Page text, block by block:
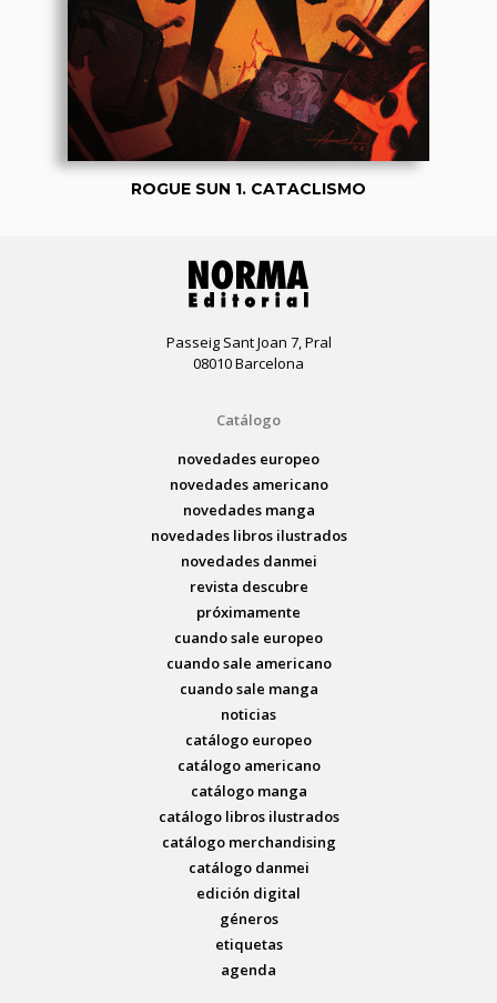
ROGUE SUN 1. CATACLISMO
Passeig Sant Joan 7, Pral
08010 Barcelona
Catálogo
novedades europeo
novedades americano
novedades manga
novedades libros ilustrados
novedades danmei
revista descubre
próximamente
cuando sale europeo
cuando sale americano
cuando sale manga
noticias
catálogo europeo
catálogo americano
catálogo manga
catálogo libros ilustrados
catálogo merchandising
catálogo danmei
edición digital
géneros
etiquetas
agenda